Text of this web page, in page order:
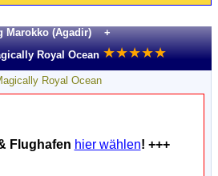
Marokko (Agadir) +
Royal Ocean ★★★★★
Flughafen hier wählen! +++